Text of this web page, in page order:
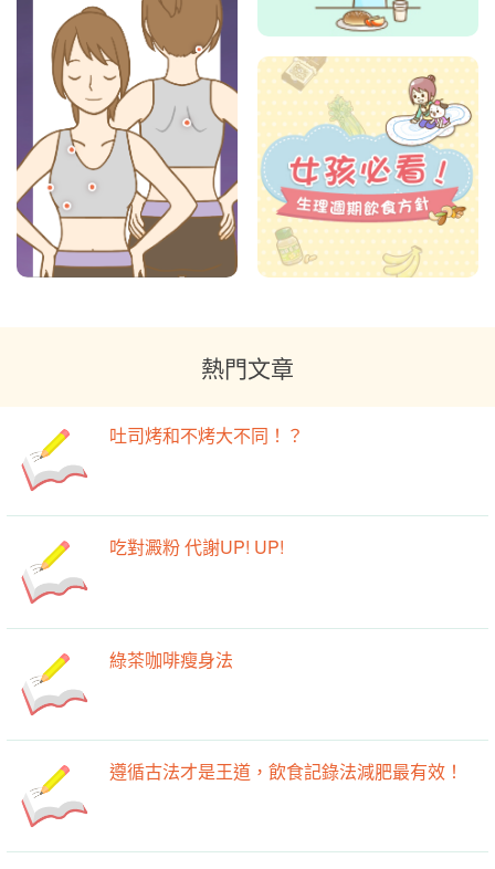
熱門文章
吐司烤和不烤大不同！？
吃對澱粉 代謝UP! UP!
綠茶咖啡瘦身法
遵循古法才是王道，飲食記錄法減肥最有效！